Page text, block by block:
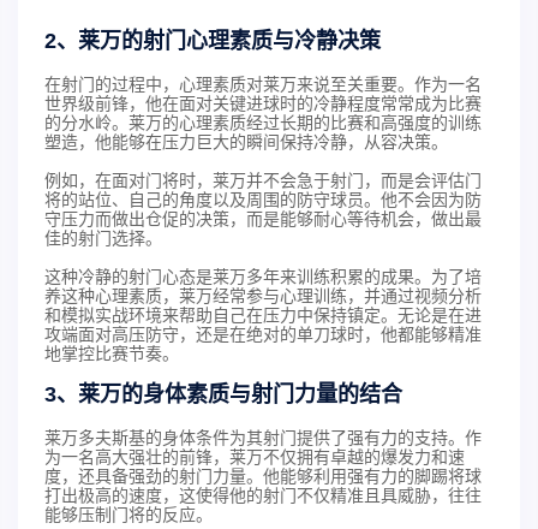
2、莱万的射门心理素质与冷静决策
在射门的过程中，心理素质对莱万来说至关重要。作为一名
世界级前锋，他在面对关键进球时的冷静程度常常成为比赛
的分水岭。莱万的心理素质经过长期的比赛和高强度的训练
塑造，他能够在压力巨大的瞬间保持冷静，从容决策。
例如，在面对门将时，莱万并不会急于射门，而是会评估门
将的站位、自己的角度以及周围的防守球员。他不会因为防
守压力而做出仓促的决策，而是能够耐心等待机会，做出最
佳的射门选择。
这种冷静的射门心态是莱万多年来训练积累的成果。为了培
养这种心理素质，莱万经常参与心理训练，并通过视频分析
和模拟实战环境来帮助自己在压力中保持镇定。无论是在进
攻端面对高压防守，还是在绝对的单刀球时，他都能够精准
地掌控比赛节奏。
3、莱万的身体素质与射门力量的结合
莱万多夫斯基的身体条件为其射门提供了强有力的支持。作
为一名高大强壮的前锋，莱万不仅拥有卓越的爆发力和速
度，还具备强劲的射门力量。他能够利用强有力的脚踢将球
打出极高的速度，这使得他的射门不仅精准且具威胁，往往
能够压制门将的反应。